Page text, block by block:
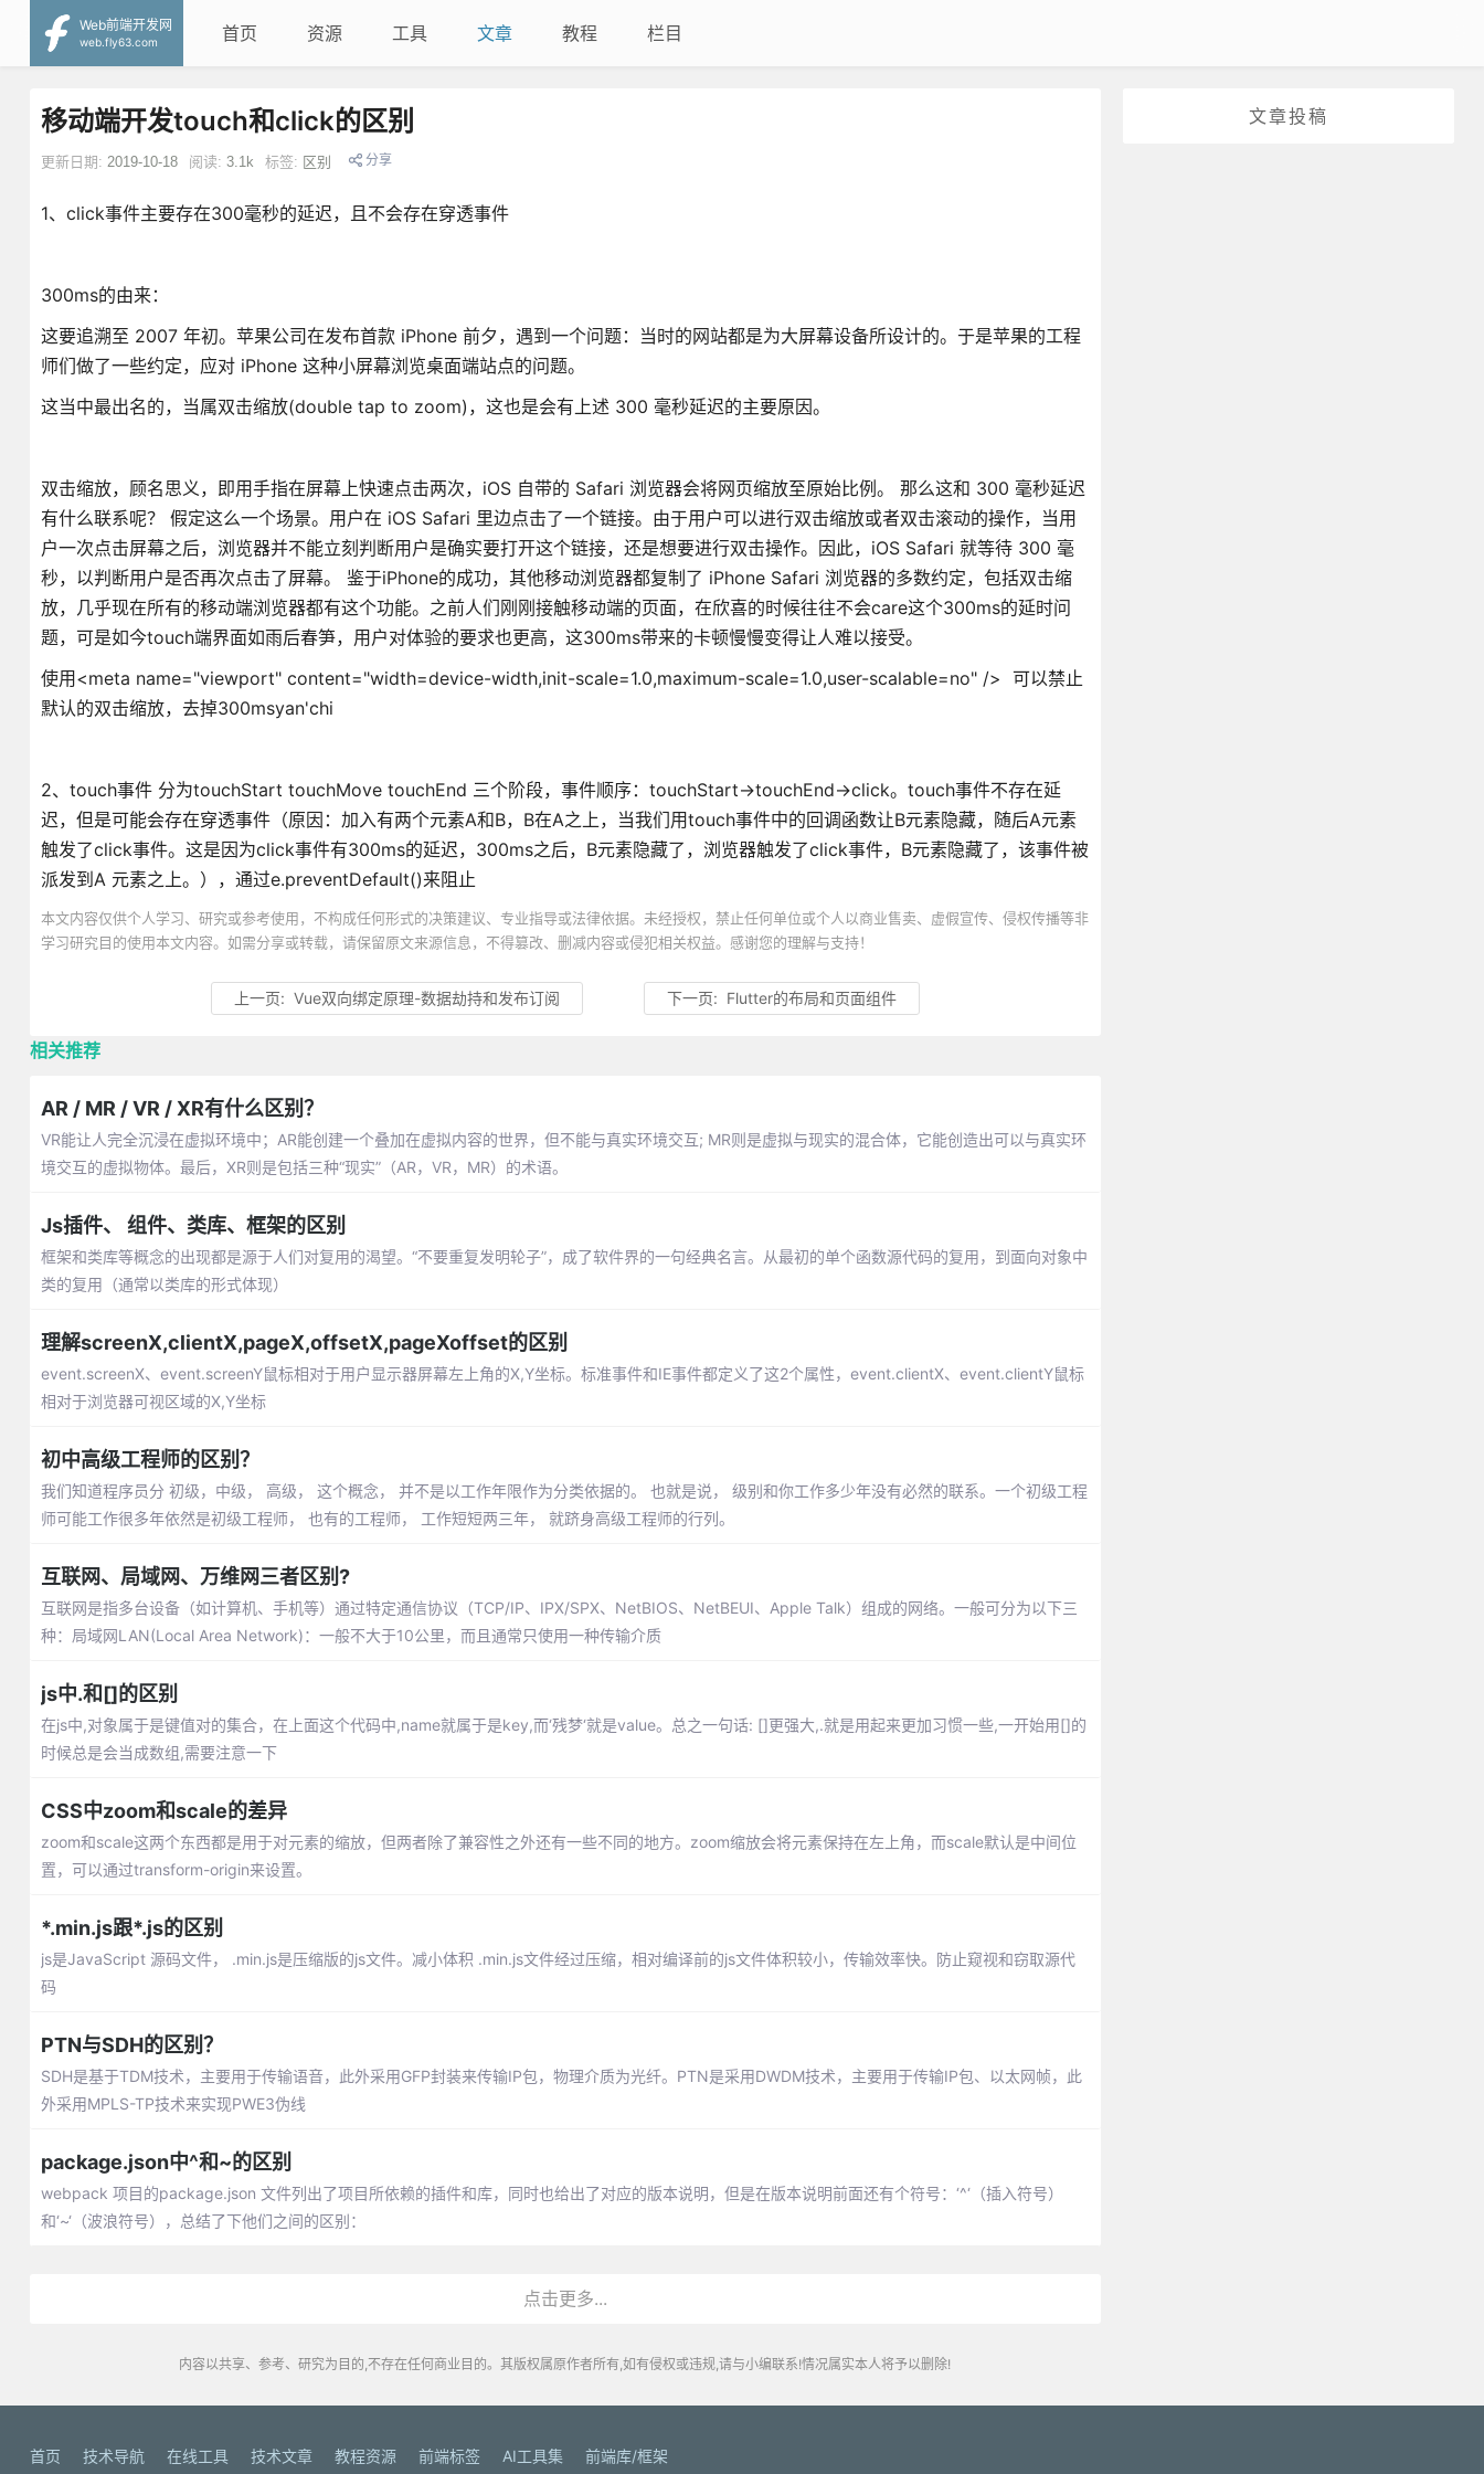
Web前端开发网
web.fly63.com
首页 资源 工具 文章 教程 栏目
文章投稿
移动端开发touch和click的区别
更新日期: 2019-10-18 阅读: 3.1k 标签: 区别 分享
1、click事件主要存在300毫秒的延迟，且不会存在穿透事件
300ms的由来：
这要追溯至 2007 年初。苹果公司在发布首款 iPhone 前夕，遇到一个问题：当时的网站都是为大屏幕设备所设计的。于是苹果的工程
师们做了一些约定，应对 iPhone 这种小屏幕浏览桌面端站点的问题。
这当中最出名的，当属双击缩放(double tap to zoom)，这也是会有上述 300 毫秒延迟的主要原因。
双击缩放，顾名思义，即用手指在屏幕上快速点击两次，iOS 自带的 Safari 浏览器会将网页缩放至原始比例。 那么这和 300 毫秒延迟
有什么联系呢？ 假定这么一个场景。用户在 iOS Safari 里边点击了一个链接。由于用户可以进行双击缩放或者双击滚动的操作，当用
户一次点击屏幕之后，浏览器并不能立刻判断用户是确实要打开这个链接，还是想要进行双击操作。因此，iOS Safari 就等待 300 毫
秒，以判断用户是否再次点击了屏幕。 鉴于iPhone的成功，其他移动浏览器都复制了 iPhone Safari 浏览器的多数约定，包括双击缩
放，几乎现在所有的移动端浏览器都有这个功能。之前人们刚刚接触移动端的页面，在欣喜的时候往往不会care这个300ms的延时问
题，可是如今touch端界面如雨后春笋，用户对体验的要求也更高，这300ms带来的卡顿慢慢变得让人难以接受。
使用<meta name="viewport" content="width=device-width,init-scale=1.0,maximum-scale=1.0,user-scalable=no" /> 可以禁止
默认的双击缩放，去掉300msyan'chi
2、touch事件 分为touchStart touchMove touchEnd 三个阶段，事件顺序：touchStart->touchEnd->click。touch事件不存在延
迟，但是可能会存在穿透事件（原因：加入有两个元素A和B，B在A之上，当我们用touch事件中的回调函数让B元素隐藏，随后A元素
触发了click事件。这是因为click事件有300ms的延迟，300ms之后，B元素隐藏了，浏览器触发了click事件，B元素隐藏了，该事件被
派发到A 元素之上。），通过e.preventDefault()来阻止
本文内容仅供个人学习、研究或参考使用，不构成任何形式的决策建议、专业指导或法律依据。未经授权，禁止任何单位或个人以商业售卖、虚假宣传、侵权传播等非
学习研究目的使用本文内容。如需分享或转载，请保留原文来源信息，不得篡改、删减内容或侵犯相关权益。感谢您的理解与支持！
上一页: Vue双向绑定原理-数据劫持和发布订阅 下一页: Flutter的布局和页面组件
相关推荐
AR / MR / VR / XR有什么区别？
VR能让人完全沉浸在虚拟环境中；AR能创建一个叠加在虚拟内容的世界，但不能与真实环境交互; MR则是虚拟与现实的混合体，它能创造出可以与真实环
境交互的虚拟物体。最后，XR则是包括三种“现实”（AR，VR，MR）的术语。
Js插件、 组件、类库、框架的区别
框架和类库等概念的出现都是源于人们对复用的渴望。“不要重复发明轮子”，成了软件界的一句经典名言。从最初的单个函数源代码的复用，到面向对象中
类的复用（通常以类库的形式体现）
理解screenX,clientX,pageX,offsetX,pageXoffset的区别
event.screenX、event.screenY鼠标相对于用户显示器屏幕左上角的X,Y坐标。标准事件和IE事件都定义了这2个属性，event.clientX、event.clientY鼠标
相对于浏览器可视区域的X,Y坐标
初中高级工程师的区别？
我们知道程序员分 初级，中级， 高级， 这个概念， 并不是以工作年限作为分类依据的。 也就是说， 级别和你工作多少年没有必然的联系。一个初级工程
师可能工作很多年依然是初级工程师， 也有的工程师， 工作短短两三年， 就跻身高级工程师的行列。
互联网、局域网、万维网三者区别?
互联网是指多台设备（如计算机、手机等）通过特定通信协议（TCP/IP、IPX/SPX、NetBIOS、NetBEUI、Apple Talk）组成的网络。一般可分为以下三
种：局域网LAN(Local Area Network)：一般不大于10公里，而且通常只使用一种传输介质
js中.和[]的区别
在js中,对象属于是键值对的集合，在上面这个代码中,name就属于是key,而‘残梦‘就是value。总之一句话: []更强大,.就是用起来更加习惯一些,一开始用[]的
时候总是会当成数组,需要注意一下
CSS中zoom和scale的差异
zoom和scale这两个东西都是用于对元素的缩放，但两者除了兼容性之外还有一些不同的地方。zoom缩放会将元素保持在左上角，而scale默认是中间位
置，可以通过transform-origin来设置。
*.min.js跟*.js的区别
js是JavaScript 源码文件， .min.js是压缩版的js文件。减小体积 .min.js文件经过压缩，相对编译前的js文件体积较小，传输效率快。防止窥视和窃取源代
码
PTN与SDH的区别？
SDH是基于TDM技术，主要用于传输语音，此外采用GFP封装来传输IP包，物理介质为光纤。PTN是采用DWDM技术，主要用于传输IP包、以太网帧，此
外采用MPLS-TP技术来实现PWE3伪线
package.json中^和~的区别
webpack 项目的package.json 文件列出了项目所依赖的插件和库，同时也给出了对应的版本说明，但是在版本说明前面还有个符号：‘^‘（插入符号）
和‘~‘（波浪符号），总结了下他们之间的区别：
点击更多...
内容以共享、参考、研究为目的,不存在任何商业目的。其版权属原作者所有,如有侵权或违规,请与小编联系!情况属实本人将予以删除!
首页 技术导航 在线工具 技术文章 教程资源 前端标签 AI工具集 前端库/框架